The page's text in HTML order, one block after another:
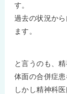
す。
過去の状況か
ます。
と言うのも、
体面の合併症患
しかし精神科